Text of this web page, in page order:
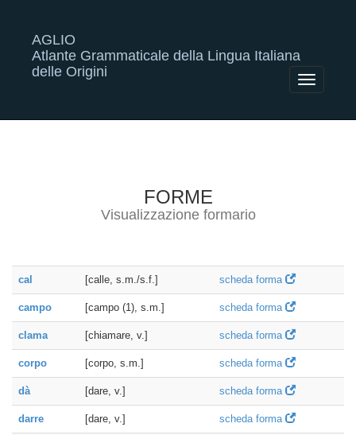
AGLIO
Atlante Grammaticale della Lingua Italiana
delle Origini
Toggle
FORME
Visualizzazione formario
cal [calle, s.m./s.f.] scheda forma
campo [campo (1), s.m.] scheda forma
clama [chiamare, v.] scheda forma
corpo [corpo, s.m.] scheda forma
dà [dare, v.] scheda forma
darre [dare, v.] scheda forma